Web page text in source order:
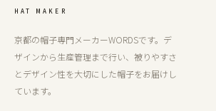
HAT MAKER
京都の帽子専門メーカーWORDSです。デ
ザインから生産管理まで行い、被りやすさ
とデザイン性を大切にした帽子をお届けし
ています。